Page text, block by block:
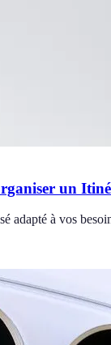
un
adapté à vos